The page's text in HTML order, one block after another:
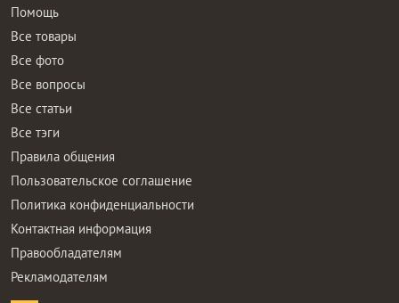
Помощь
Все товары
Все фото
Все вопросы
Все статьи
Все тэги
Правила общения
Пользовательское соглашение
Политика конфиденциальности
Контактная информация
Правообладателям
Рекламодателям